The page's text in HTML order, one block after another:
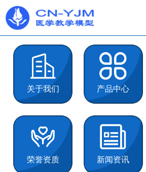
关于我们 产品中心
荣誉资质 新闻资讯